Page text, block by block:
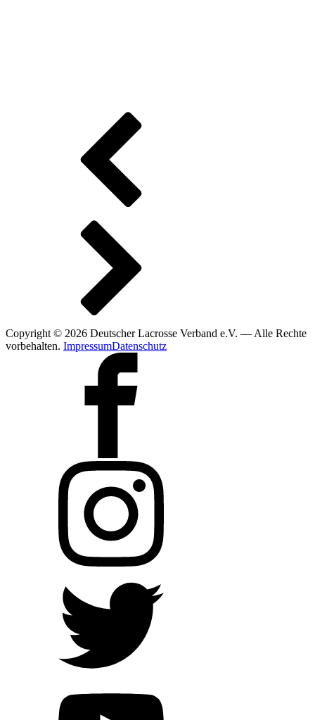
Copyright © 2026 Deutscher Lacrosse Verband e.V. — Alle Rechte
vorbehalten. ImpressumDatenschutz